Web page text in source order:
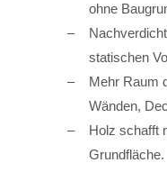
ohne
statischen
Mehr Raum
Wänden,
Holz schafft
Grundfläche.